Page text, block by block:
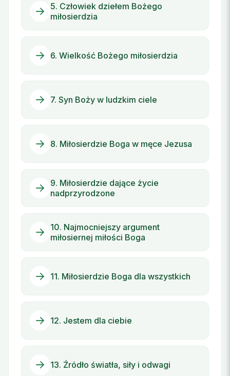
5. Człowiek dziełem Bożego
miłosierdzia
6. Wielkość Bożego miłosierdzia
7. Syn Boży w ludzkim ciele
8. Miłosierdzie Boga w męce Jezusa
9. Miłosierdzie dające życie
nadprzyrodzone
10. Najmocniejszy argument
miłosiernej miłości Boga
11. Miłosierdzie Boga dla wszystkich
12. Jestem dla ciebie
13. Źródło światła, siły i odwagi